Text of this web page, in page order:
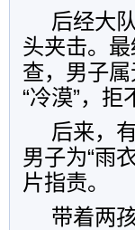
后经大
头夹击。
查，男子
“冷漠”，拒
后来，
男子为“雨
片指责。
带着两